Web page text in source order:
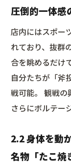
圧倒的一体感
店内にはスポー
れており、抜群
合を眺めるだけ
自分たちが「斧
戦可能。 観戦の
さらにボルテー
2.2 身体を動
名物「たこ焼